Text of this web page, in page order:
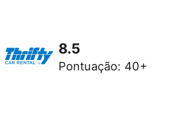
8.5
Pontuação: 40+